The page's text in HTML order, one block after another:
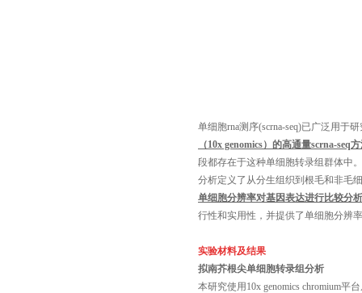
单细胞rna测序(scrna-seq)已广泛用于
（10x genomics）的高通量scrna-seq
段都存在于这种单细胞转录组群体中
分析定义了从分生组织到根毛和非毛
单细胞分辨率对基因表达进行比较分
行性和实用性，并提供了单细胞分辨
实验材料及结果
拟南芥根尖单细胞转录组分析
本研究使用10x genomics chromium平